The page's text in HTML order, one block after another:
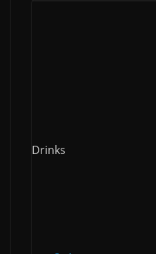
Drinks